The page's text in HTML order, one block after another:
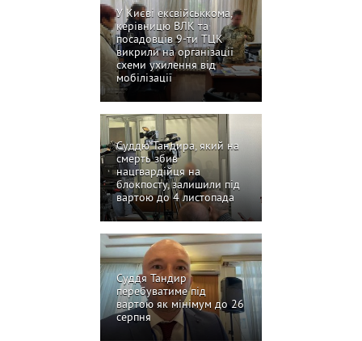
У Києві ексвійськкома,
керівницю ВЛК та
посадовців 9-ти ТЦК
викрили на організації
схеми ухилення від
мобілізації
Суддю Тандира, який на
смерть збив
нацгвардійця на
блокпосту, залишили під
вартою до 4 листопада
Суддя Тандир
перебуватиме під
вартою як мінімум до 26
серпня